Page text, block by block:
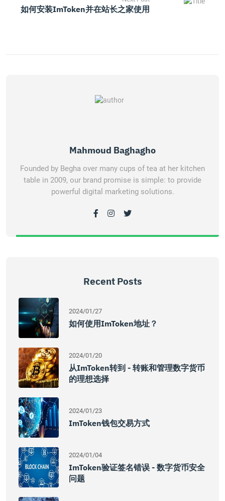
如何安装imToken并在站长之家使用
Mahmoud Baghagho
Founded by Begha over many cups of tea at her kitchen
table in 2009, our brand promise is simple: to provide
powerful digital marketing solutions.
Recent Posts
2024/01/27
如何使用imToken地址？
2024/01/20
从imToken转到 - 转账和管理数字货币
的理想选择
2024/01/23
ImToken钱包交易方式
2024/01/04
ImToken验证签名错误 - 数字货币安全
问题